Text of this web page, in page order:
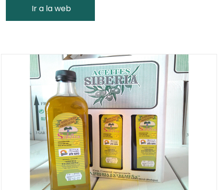
Ir a la web